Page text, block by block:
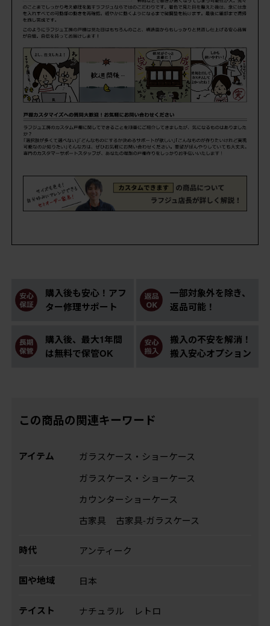
購入後も安心！アフ
ター修理サポート
一部対象外を除き、
返品可能！
購入後、最大1年間
は無料で保管OK
搬入の不安を解消！
搬入安心オプション
この商品の関連キーワード
アイテム
ガラスケース・ショーケース
ガラスケース・ショーケース
カウンターショーケース
古家具
古家具-ガラスケース
時代 アンティーク
国や地域 日本
テイスト ナチュラル レトロ